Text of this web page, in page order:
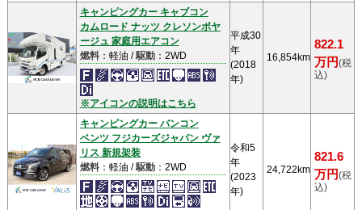
キャンピングカー キャブコン
カムロード ナッツ クレソンボヤ
ージュ 家庭用エアコン
燃料：軽油 /駆動：2WD
※アイコンの説明はこちら
平成30
年
(2018
年)
16,854km
822.1
万円(税
込)
キャンピングカー バンコン
ベンツ フジカーズジャパン ヴァ
リス 新規架装
燃料：軽油 /駆動：2WD
令和5
年
(2023
年)
24,722km
821.6
万円(税
込)